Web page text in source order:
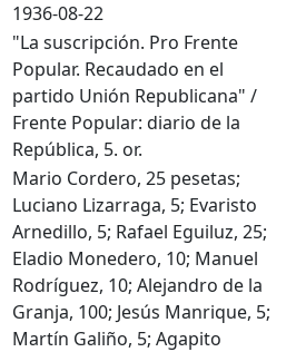
1936-08-22
"La suscripción. Pro Frente
Popular. Recaudado en el
partido Unión Republicana" /
Frente Popular: diario de la
República, 5. or.
Mario Cordero, 25 pesetas;
Luciano Lizarraga, 5; Evaristo
Arnedillo, 5; Rafael Eguiluz, 25;
Eladio Monedero, 10; Manuel
Rodríguez, 10; Alejandro de la
Granja, 100; Jesús Manrique, 5;
Martín Galiño, 5; Agapito